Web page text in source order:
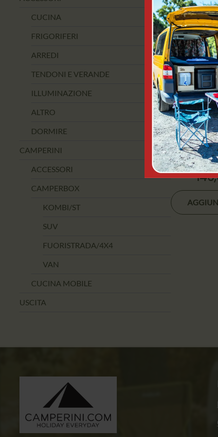
CUCINA
FRIGORIFERI
ARREDI
TENDONI E VERANDE
ILLUMINAZIONE
ALTRO
DORMIRE
CAMPERINI
ACCESSORI
CAMPERBOX
KOMBI/ST
SUV
FUORISTRADA/4X4
VAN
CUCINA MOBILE
USCITA
KAMPA